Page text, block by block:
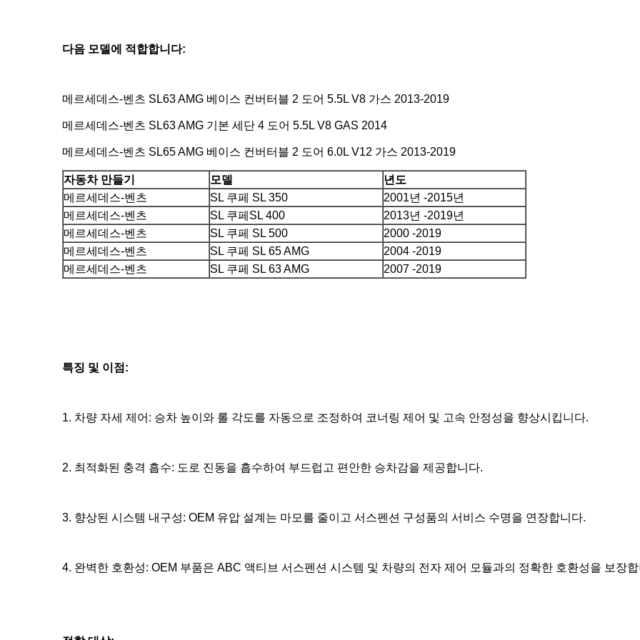
다음 모델에 적합합니다:
메르세데스-벤츠 SL63 AMG 베이스 컨버터블 2 도어 5.5L V8 가스 2013-2019
메르세데스-벤츠 SL63 AMG 기본 세단 4 도어 5.5L V8 GAS 2014
메르세데스-벤츠 SL65 AMG 베이스 컨버터블 2 도어 6.0L V12 가스 2013-2019
자동차 만들기 모델
년도
메르세데스-벤츠
SL 쿠페 SL 350
2001년 -2015년
메르세데스-벤츠
SL 쿠페SL 400
2013년 -2019년
메르세데스-벤츠
SL 쿠페 SL 500
2000 -2019
메르세데스-벤츠
SL 쿠페 SL 65 AMG
2004 -2019
메르세데스-벤츠
SL 쿠페 SL 63 AMG 2007 -2019
특징 및 이점:
1. 차량 자세 제어: 승차 높이와 롤 각도를 자동으로 조정하여 코너링 제어 및 고속 안정성을 향상시킵니다.
2. 최적화된 충격 흡수: 도로 진동을 흡수하여 부드럽고 편안한 승차감을 제공합니다.
3. 향상된 시스템 내구성: OEM 유압 설계는 마모를 줄이고 서스펜션 구성품의 서비스 수명을 연장합니다.
4. 완벽한 호환성: OEM 부품은 ABC 액티브 서스펜션 시스템 및 차량의 전자 제어 모듈과의 정확한 호환성을 보장